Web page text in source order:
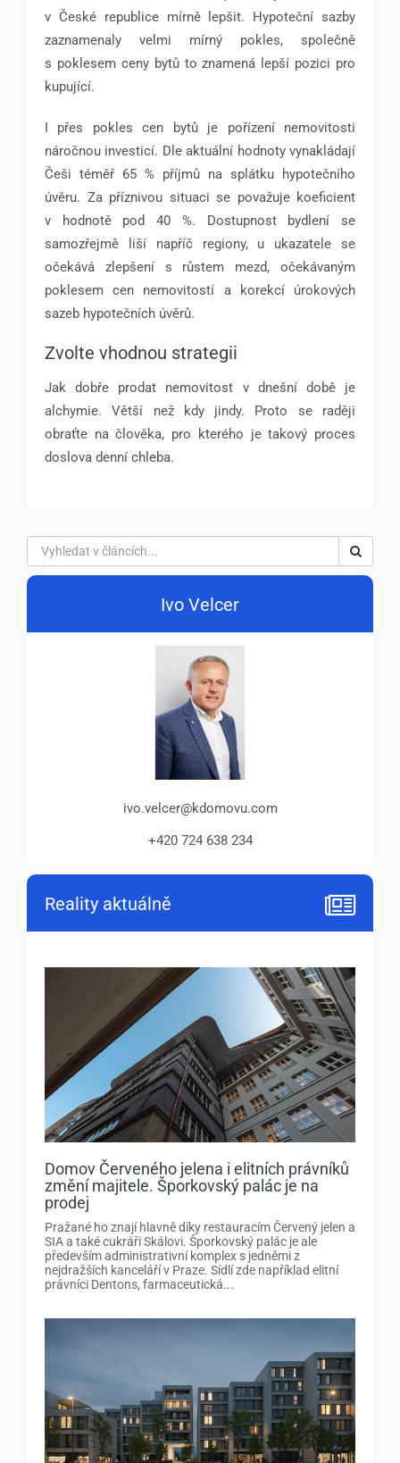
v České republice mírně lepšit. Hypoteční sazby
zaznamenaly velmi mírný pokles, společně
s poklesem ceny bytů to znamená lepší pozici pro
kupující.
I přes pokles cen bytů je pořízení nemovitosti
náročnou investicí. Dle aktuální hodnoty vynakládají
Češi téměř 65 % příjmů na splátku hypotečního
úvěru. Za příznivou situaci se považuje koeficient
v hodnotě pod 40 %. Dostupnost bydlení se
samozřejmě liší napříč regiony, u ukazatele se
očekává zlepšení s růstem mezd, očekávaným
poklesem cen nemovitostí a korekcí úrokových
sazeb hypotečních úvěrů.
Zvolte vhodnou strategii
Jak dobře prodat nemovitost v dnešní době je
alchymie. Větší než kdy jindy. Proto se raději
obraťte na člověka, pro kterého je takový proces
doslova denní chleba.
Ivo Velcer
ivo.velcer@kdomovu.com
+420 724 638 234
Reality aktuálně
Domov Červeného jelena i elitních právníků
změní majitele. Šporkovský palác je na
prodej
Pražané ho znají hlavně díky restauracím Červený jelen a
SIA a také cukráři Skálovi. Šporkovský palác je ale
především administrativní komplex s jedněmi z
nejdražších kanceláří v Praze. Sídlí zde například elitní
právníci Dentons, farmaceutická...